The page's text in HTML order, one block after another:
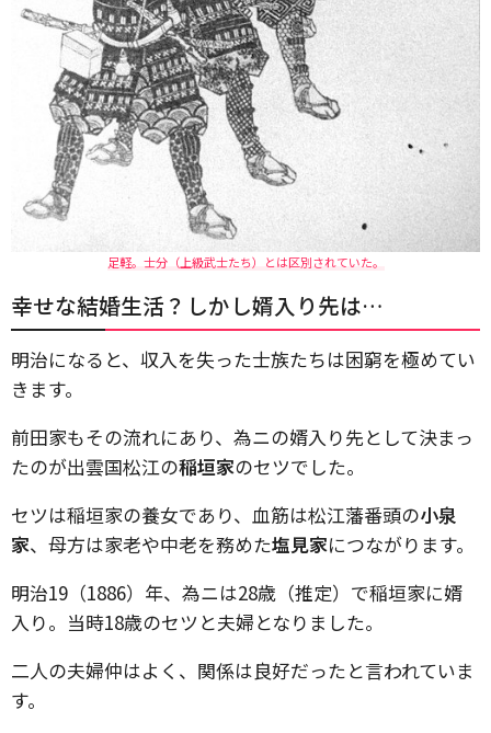
足軽。士分（上級武士たち）とは区別されていた。
幸せな結婚生活？しかし婿入り先は…
明治になると、収入を失った士族たちは困窮を極めてい
きます。
前田家もその流れにあり、為ニの婿入り先として決まっ
たのが出雲国松江の稲垣家のセツでした。
セツは稲垣家の養女であり、血筋は松江藩番頭の小泉
家、母方は家老や中老を務めた塩見家につながります。
明治19（1886）年、為ニは28歳（推定）で稲垣家に婿
入り。当時18歳のセツと夫婦となりました。
二人の夫婦仲はよく、関係は良好だったと言われていま
す。